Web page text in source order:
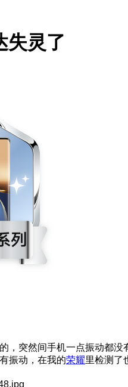
失灵了
，突然间手机一点振动都没
振动，在我的荣耀里检测了